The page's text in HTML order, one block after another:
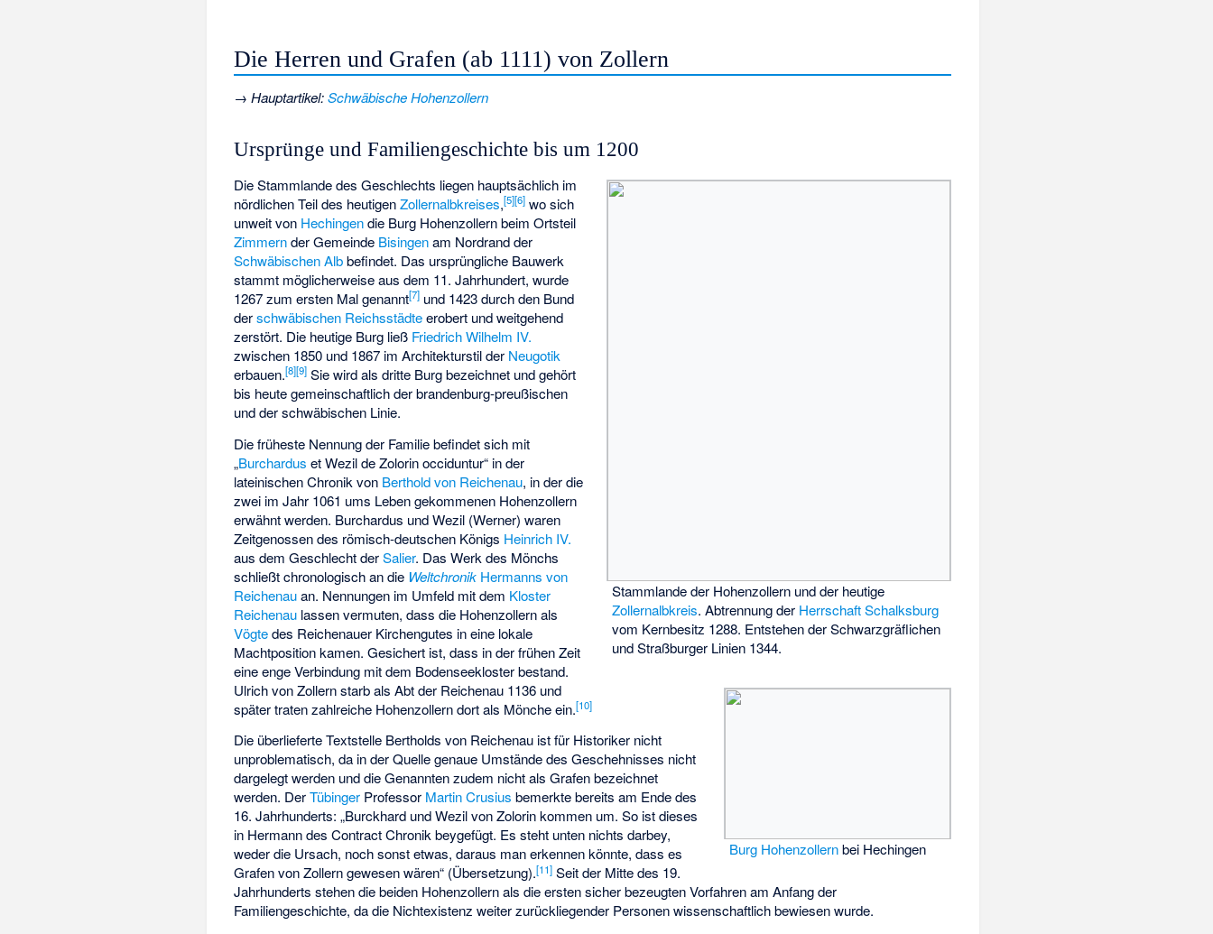
Die Herren und Grafen (ab 1111) von Zollern
→Hauptartikel:Schwäbische Hohenzollern
Ursprünge und Familiengeschichte bis um 1200
Stammlande der Hohenzollern und der heutige
Zollernalbkreis. Abtrennung der Herrschaft Schalksburg
vom Kernbesitz 1288. Entstehen der Schwarzgräflichen
und Straßburger Linien 1344.
Burg Hohenzollernbei Hechingen
Die Stammlande des Geschlechts liegen hauptsächlich im
nördlichen Teil des heutigenZollernalbkreises,[5][6] wo sich
unweit von Hechingendie Burg Hohenzollern beim Ortsteil
Zimmernder Gemeinde Bisingenam Nordrand der
Schwäbischen Albbefindet. Das ursprüngliche Bauwerk
stammt möglicherweise aus dem 11. Jahrhundert, wurde
1267 zum ersten Mal genannt[7] und 1423 durch den Bund
derschwäbischen Reichsstädteerobert und weitgehend
zerstört. Die heutige Burg ließ Friedrich Wilhelm IV.
zwischen 1850 und 1867 im Architekturstil der Neugotik
erbauen.[8][9] Sie wird als dritte Burg bezeichnet und gehört
bis heute gemeinschaftlich der brandenburg-preußischen
und der schwäbischen Linie.
Die früheste Nennung der Familie befindet sich mit
„Burchardus et Wezil de Zolorin occiduntur“ in der
lateinischen Chronik von Berthold von Reichenau, in der die
zwei im Jahr 1061 ums Leben gekommenen Hohenzollern
erwähnt werden. Burchardus und Wezil (Werner) waren
Zeitgenossen des römisch-deutschen Königs Heinrich IV.
aus dem Geschlecht derSalier. Das Werk des Mönchs
schließt chronologisch an die Weltchronik Hermanns von
Reichenauan. Nennungen im Umfeld mit dem Kloster
Reichenau lassen vermuten, dass die Hohenzollern als
Vögtedes Reichenauer Kirchengutes in eine lokale
Machtposition kamen. Gesichert ist, dass in der frühen Zeit
eine enge Verbindung mit dem Bodenseekloster bestand.
Ulrich von Zollern starb als Abt der Reichenau 1136 und
später traten zahlreiche Hohenzollern dort als Mönche ein.[10]
Die überlieferte Textstelle Bertholds von Reichenau ist für Historiker nicht
unproblematisch, da in der Quelle genaue Umstände des Geschehnisses nicht
dargelegt werden und die Genannten zudem nicht als Grafen bezeichnet
werden. DerTübinger Professor Martin Crusius bemerkte bereits am Ende des
16. Jahrhunderts: „Burckhard und Wezil von Zolorin kommen um. So ist dieses
in Hermann des Contract Chronik beygefügt. Es steht unten nichts darbey,
weder die Ursach, noch sonst etwas, daraus man erkennen könnte, dass es
Grafen von Zollern gewesen wären“ (Übersetzung).[11] Seit der Mitte des 19.
Jahrhunderts stehen die beiden Hohenzollern als die ersten sicher bezeugten Vorfahren am Anfang der
Familiengeschichte, da die Nichtexistenz weiter zurückliegender Personen wissenschaftlich bewiesen wurde.